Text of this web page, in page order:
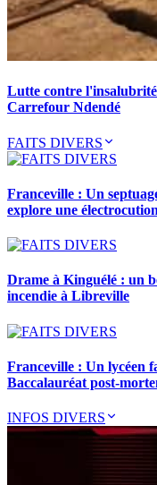
Lutte contre l'insalubrité
Carrefour Ndendé
FAITS DIVERS
Franceville : Un
explore une
Drame à Kinguélé : un
incendie à Libreville
Franceville : Un lycéen
Baccalauréat post-
INFOS DIVERS